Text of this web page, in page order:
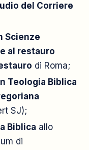
del Corriere
Scienze
al restauro
di Roma;
Teologia Biblica
SJ);
Biblica allo
di